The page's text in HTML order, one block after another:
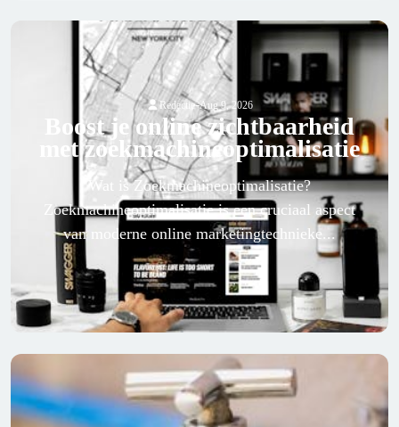
Redactie-Aug 9, 2026
Boost je online zichtbaarheid
met zoekmachineoptimalisatie
Wat is Zoekmachineoptimalisatie?
Zoekmachineoptimalisatie is een cruciaal aspect
van moderne online marketingtechnieke...